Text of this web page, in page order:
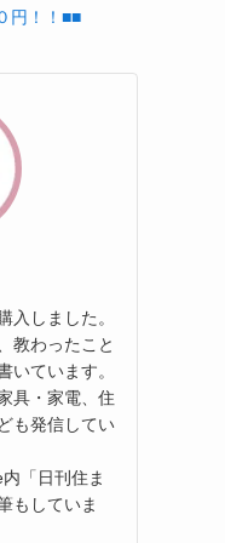
円！！■■
入しました。
教わったこと
いています。
具・家電、住
も発信してい
「日刊住ま
もしていま